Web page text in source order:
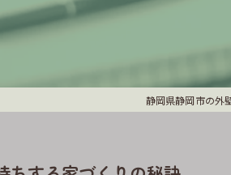
静岡県静岡市の外